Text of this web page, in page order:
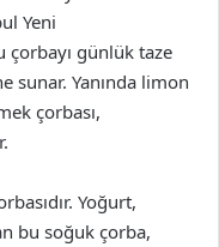
Yeni
çorbayı günlük taze
sunar. Yanında limon
çorbası,
Yoğurt,
bu soğuk çorba,